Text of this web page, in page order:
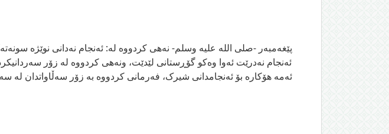
پێغەمبەر -صلى اللە علیە وسلم- نەهی کردووە لە: ئەنجام نەدانی نوێژە
ئەنجام نەدرێت ئەوا وەکو گۆڕستانی لێدێت، ونەهی کردووە لە زۆر
ئەمە هۆکارە بۆ ئەنجامدانی شیرک، فەرمانی کردووە بە زۆر سەڵاواتدان